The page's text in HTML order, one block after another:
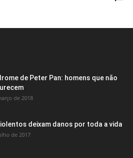
de Peter Pan: homens que não
de 2018
deixam danos por toda a vida
de 2017